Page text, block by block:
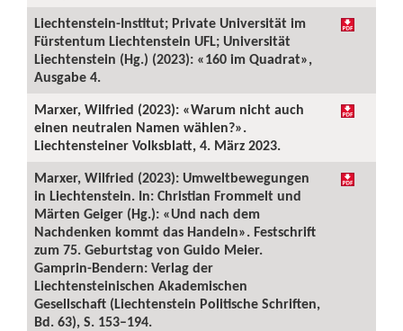
Liechtenstein-Institut; Private Universität im
Fürstentum Liechtenstein UFL; Universität
Liechtenstein (Hg.) (2023): «160 im Quadrat»,
Ausgabe 4.
Marxer, Wilfried (2023): «Warum nicht auch
einen neutralen Namen wählen?».
Liechtensteiner Volksblatt, 4. März 2023.
Marxer, Wilfried (2023): Umweltbewegungen
in Liechtenstein. In: Christian Frommelt und
Märten Geiger (Hg.): «Und nach dem
Nachdenken kommt das Handeln». Festschrift
zum 75. Geburtstag von Guido Meier.
Gamprin-Bendern: Verlag der
Liechtensteinischen Akademischen
Gesellschaft (Liechtenstein Politische Schriften,
Bd. 63), S. 153–194.